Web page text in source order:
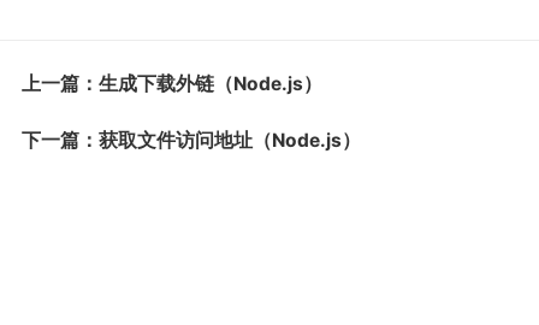
上一篇：生成下载外链（Node.js）
下一篇：获取文件访问地址（Node.js）